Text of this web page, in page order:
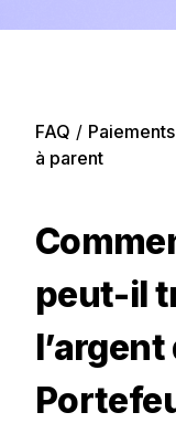
FAQ /
à parent
peut-il